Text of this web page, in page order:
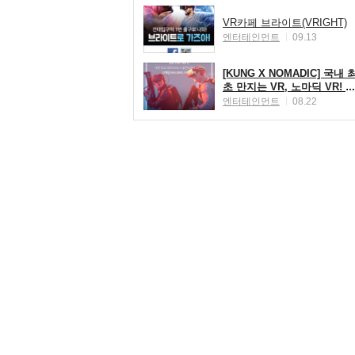
VR카페 브라이트(VRIGHT)
엔터테인먼트 09.13
[KUNG X NOMADIC] 국내
초 만지는 VR, 노마딕 VR! ☆
신개념 체감 VR 노마딕 50%
엔터테인먼트 08.22